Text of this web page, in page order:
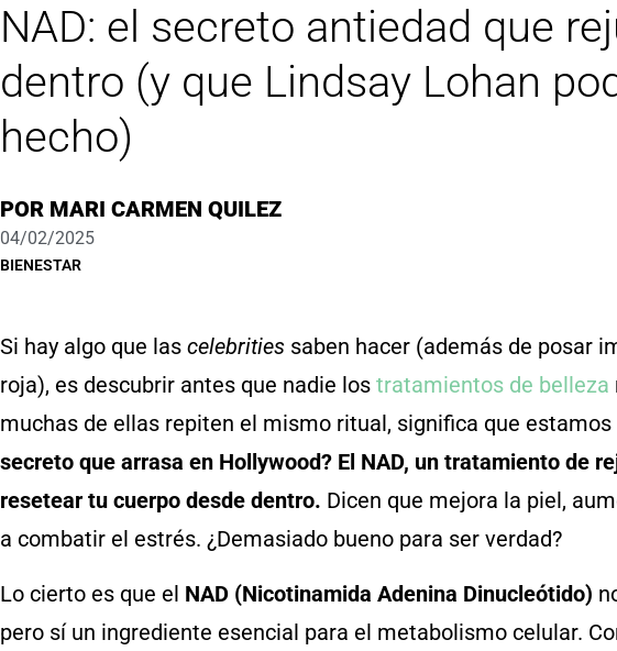
NAD: el secreto antiedad que
dentro (y que Lindsay Lohan
hecho)
POR MARI CARMEN QUILEZ
04/02/2025
BIENESTAR
Si hay algo que las celebrities saben hacer (además de posar
roja), es descubrir antes que nadie los tratamientos de belleza
muchas de ellas repiten el mismo ritual, significa que estamos
secreto que arrasa en Hollywood? El NAD, un tratamiento de
resetear tu cuerpo desde dentro. Dicen que mejora la piel,
a combatir el estrés. ¿Demasiado bueno para ser verdad?
Lo cierto es que el NAD (Nicotinamida Adenina Dinucleótido)
pero sí un ingrediente esencial para el metabolismo celular.